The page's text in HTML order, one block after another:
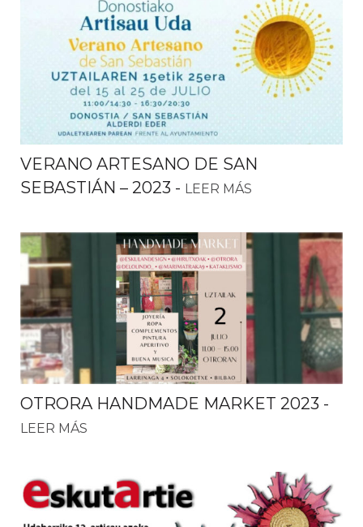
VERANO ARTESANO DE SAN
SEBASTIÁN – 2023 - LEER MÁS
OTRORA HANDMADE MARKET 2023 -
LEER MÁS